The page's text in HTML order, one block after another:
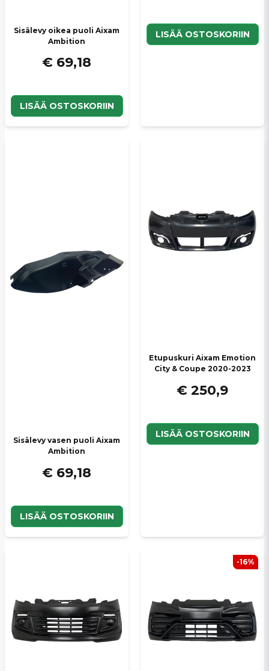
Sisälevy oikea puoli Aixam
Ambition
€ 69,18
LISÄÄ OSTOSKORIIN
LISÄÄ OSTOSKORIIN
Sisälevy vasen puoli Aixam
Ambition
€ 69,18
LISÄÄ OSTOSKORIIN
Etupuskuri Aixam Emotion
City & Coupe 2020-2023
€ 250,9
LISÄÄ OSTOSKORIIN
-16%